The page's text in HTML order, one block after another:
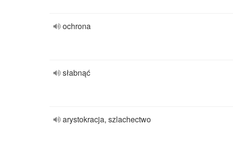
ochrona
słabnąć
arystokracja, szlachectwo